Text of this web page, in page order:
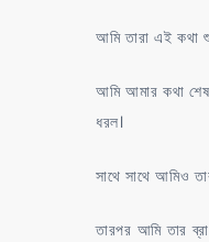
আমি তারা এই কথা
আমি আমার কথা
ধরল।
সাথে সাথে আমিও
তারপর আমি তার